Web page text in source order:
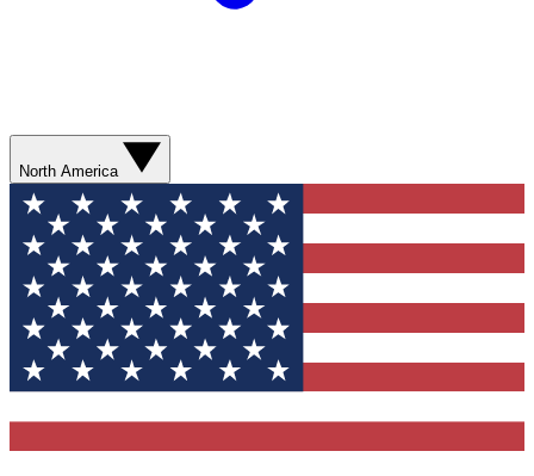
North America